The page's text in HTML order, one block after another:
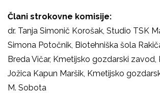
Člani strokovne komisije:
dr. Tanja Simonič Korošak, Studio TSK
Simona Potočnik, Biotehniška šola
Breda Vičar, Kmetijsko gozdarski zavod,
Jožica Kapun Maršik, Kmetijsko
M. Sobota